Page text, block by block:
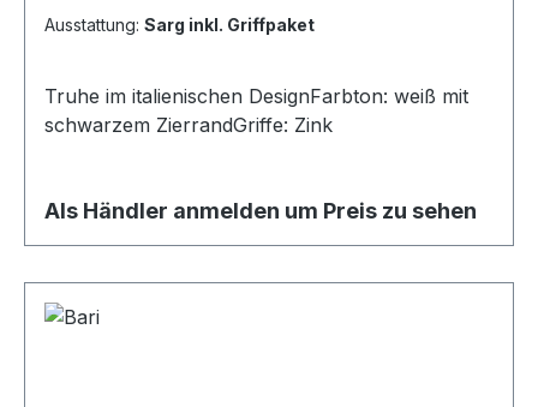
Ausstattung: Sarg inkl. Griffpaket
Truhe im italienischen DesignFarbton: weiß mit
schwarzem ZierrandGriffe: Zink
Als Händler anmelden um Preis zu sehen